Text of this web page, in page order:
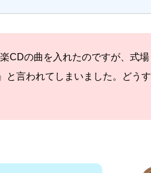
CDの曲を入れたのですが、式場
と言われてしまいました。どうす